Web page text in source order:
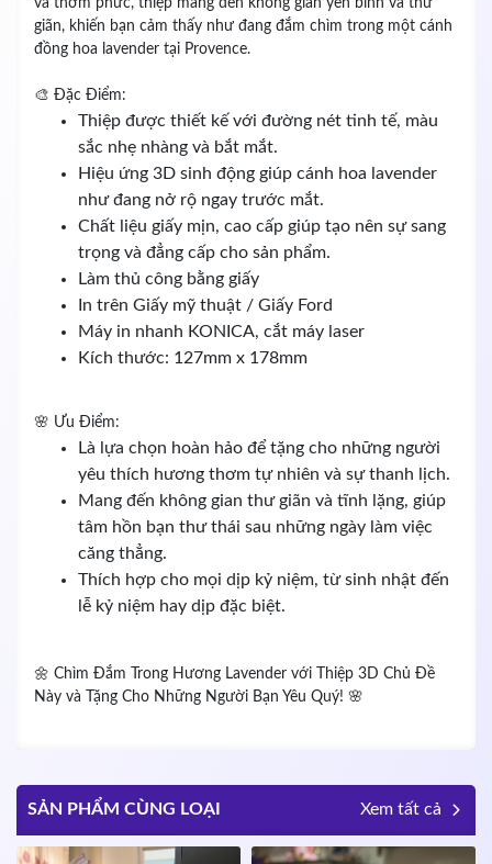
và thơm phức, thiệp mang đến không gian yên bình và thư
giãn, khiến bạn cảm thấy như đang đắm chìm trong một cánh
đồng hoa lavender tại Provence.
🎨 Đặc Điểm:
Thiệp được thiết kế với đường nét tinh tế, màu
sắc nhẹ nhàng và bắt mắt.
Hiệu ứng 3D sinh động giúp cánh hoa lavender
như đang nở rộ ngay trước mắt.
Chất liệu giấy mịn, cao cấp giúp tạo nên sự sang
trọng và đẳng cấp cho sản phẩm.
Làm thủ công bằng giấy
In trên Giấy mỹ thuật / Giấy Ford
Máy in nhanh KONICA, cắt máy laser
Kích thước: 127mm x 178mm
🌸 Ưu Điểm:
Là lựa chọn hoàn hảo để tặng cho những người
yêu thích hương thơm tự nhiên và sự thanh lịch.
Mang đến không gian thư giãn và tĩnh lặng, giúp
tâm hồn bạn thư thái sau những ngày làm việc
căng thẳng.
Thích hợp cho mọi dịp kỷ niệm, từ sinh nhật đến
lễ kỷ niệm hay dịp đặc biệt.
🌼 Chìm Đắm Trong Hương Lavender với Thiệp 3D Chủ Đề
Này và Tặng Cho Những Người Bạn Yêu Quý! 🌸
SẢN PHẨM CÙNG LOẠI Xem tất cả